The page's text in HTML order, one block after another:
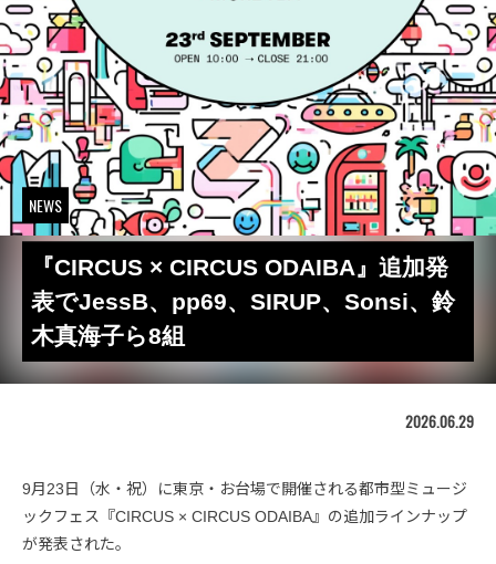
NEWS
『CIRCUS × CIRCUS ODAIBA』追加発
表でJessB、pp69、SIRUP、Sonsi、鈴
木真海子ら8組
2026.06.29
9月23日（水・祝）に東京・お台場で開催される都市型ミュージ
ックフェス『CIRCUS × CIRCUS ODAIBA』の追加ラインナップ
が発表された。